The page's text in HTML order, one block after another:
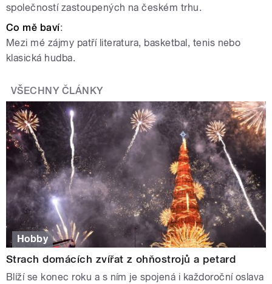
společností zastoupených na českém trhu.
Co mě baví:
Mezi mé zájmy patří literatura, basketbal, tenis nebo
klasická hudba.
VŠECHNY ČLÁNKY
Hobby
Strach domácích zvířat z ohňostrojů a petard
Blíží se konec roku a s ním je spojená i každoroční oslava